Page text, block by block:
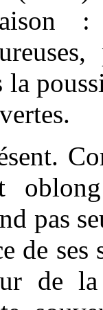
:
pas
de
de la